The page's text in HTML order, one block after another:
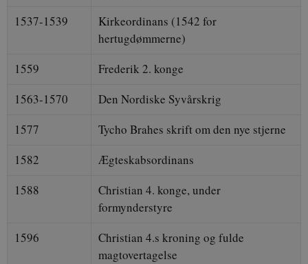
1537-1539
Kirkeordinans (1542 for
hertugdømmerne)
1559
Frederik 2. konge
1563-1570
Den Nordiske Syvårskrig
1577
Tycho Brahes skrift om den nye stjerne
1582
Ægteskabsordinans
1588
Christian 4. konge, under
formynderstyre
1596
Christian 4.s kroning og fulde
magtovertagelse